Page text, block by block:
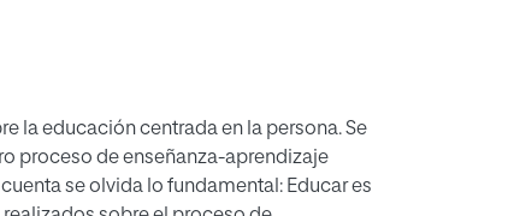
la educación centrada en la persona. Se
proceso de enseñanza-aprendizaje
se olvida lo fundamental: Educar es